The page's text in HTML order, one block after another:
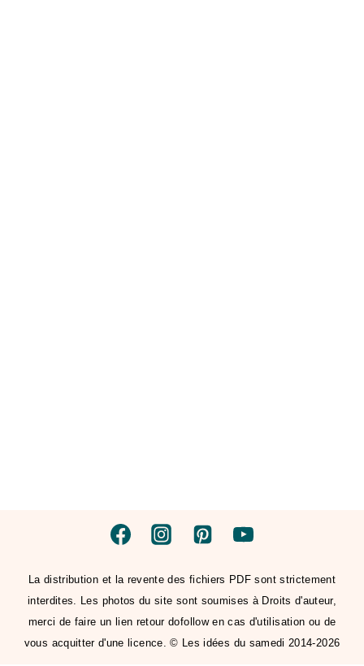
La distribution et la revente des fichiers PDF sont strictement
interdites. Les photos du site sont soumises à Droits d'auteur,
merci de faire un lien retour dofollow en cas d'utilisation ou de
vous acquitter d'une licence. © Les idées du samedi 2014-2026